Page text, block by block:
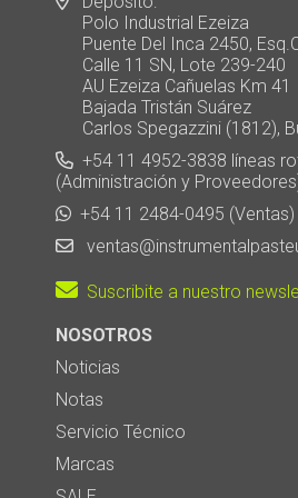
Polo Industrial Ezeiza
Puente Del Inca 2450,
Calle 11 SN, Lote 239-240
AU Ezeiza Cañuelas Km 41
Bajada Tristán Suárez
Carlos Spegazzini (1812),
+54 11 4952-3838 líneas
(Administración y
+54 11 2484-0495 (Ventas)
Suscribite a nuestro
NOSOTROS
Noticias
Notas
Servicio Técnico
Marcas